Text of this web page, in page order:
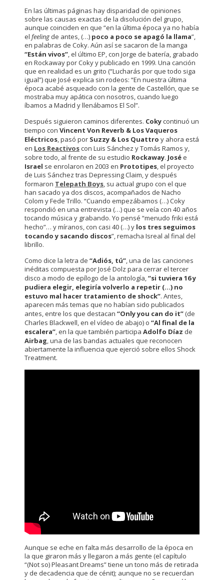
En las últimas páginas hay disparidad de opiniones
sobre las causas exactas de la disolución del grupo,
aunque coinciden en que “en la última época ya no había
el feeling de antes, (…) poco a poco se apagó la llama”,
en palabras de Coky. Aún así se sacaron de la manga
“Están vivos”, el último EP, con Jorge de batería, grabado
en Rockaway por Coky y publicado en 1999. Una canción
que en realidad es un grito (“Lucharás por que todo siga
igual”) que José explica sin rodeos: “En nuestra última
época acabé asqueado con la gente de Castellón, que se
mostraba muy apática con nosotros, cuando luego
íbamos a Madrid y llenábamos El Sol”.
Después siguieron caminos diferentes. Cokycontinuó un
tiempo con Vincent Von Reverb & Los Vaqueros
Eléctricos, pasó por Suzzy & Los Quattro y ahora está
en Los Reactivoscon Luis Sánchez y Tomás Ramos y,
sobre todo, al frente de su estudio Rockaway. José e
Israel se enrolaron en 2003 en Prototipes, el proyecto
de Luis Sánchez tras Depressing Claim, y después
formaron Telepath Boys, su actual grupo con el que
han sacado ya dos discos, acompañados de Nacho
Colom y Fede Trillo. “Cuando empezábamos (…) Coky
respondió en una entrevista (…) que se veía con 40 años
tocando música y grabando. Yo pensé “menudo friki está
hecho”… y míranos, con casi 40 (…) y los tres seguimos
tocando y sacando discos”, remacha Isreal al final del
librillo.
Como dice la letra de “Adiós, tú”, una de las canciones
inéditas compuesta por José Dolz para cerrar el tercer
disco a modo de epílogo de la antología,“si tuviera 16 y
pudiera elegir, elegiría volverlo a repetir (…) no
estuvo mal hacer tratamiento de shock”. Antes,
aparecen más temas que no habían sido publicados
antes, entre los que destacan “Only you can do it” (de
Charles Blackwell, en el vídeo de abajo) o “Al final de la
escalera”, en la que también participa Adolfo Díaz de
Airbag, una de las bandas actuales que reconocen
abiertamente la influencia que ejerció sobre ellos Shock
Treatment.
Aunque se eche en falta más desarrollo de la época en
la que giraron más y llegaron a más gente (el capítulo
“(Not so) Pleasant Dreams” tiene un tono más de retirada
y de decadencia que de cénit); aunque no se recuerdan